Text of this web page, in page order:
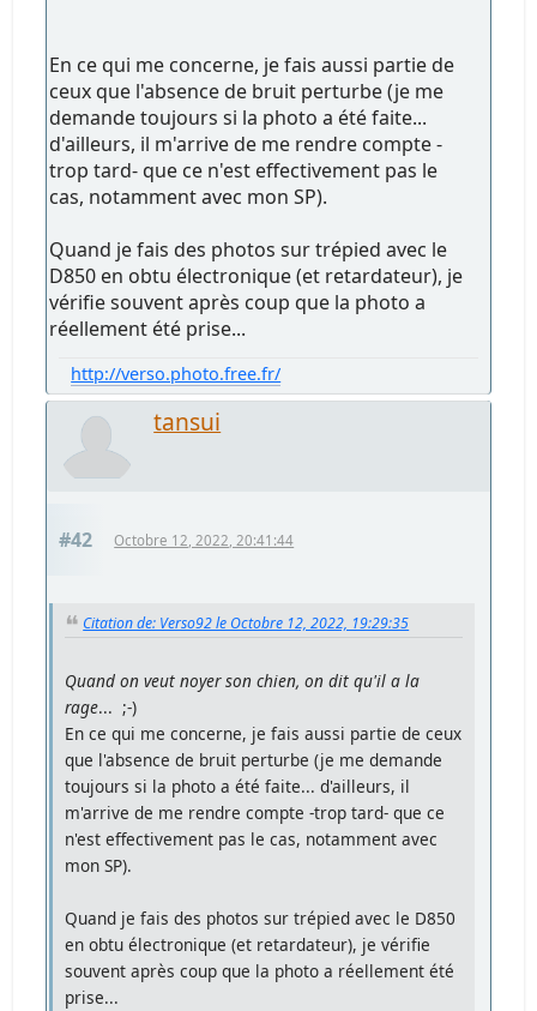
En ce qui me concerne, je fais aussi partie de
ceux que l'absence de bruit perturbe (je me
demande toujours si la photo a été faite...
d'ailleurs, il m'arrive de me rendre compte -
trop tard- que ce n'est effectivement pas le
cas, notamment avec mon SP).
Quand je fais des photos sur trépied avec le
D850 en obtu électronique (et retardateur), je
vérifie souvent après coup que la photo a
réellement été prise...
http://verso.photo.free.fr/
tansui
#42 Octobre 12, 2022, 20:41:44
Citation de: Verso92 le Octobre 12, 2022, 19:29:35
Quand on veut noyer son chien, on dit qu'il a la
rage... ;-)
En ce qui me concerne, je fais aussi partie de ceux
que l'absence de bruit perturbe (je me demande
toujours si la photo a été faite... d'ailleurs, il
m'arrive de me rendre compte -trop tard- que ce
n'est effectivement pas le cas, notamment avec
mon SP).
Quand je fais des photos sur trépied avec le D850
en obtu électronique (et retardateur), je vérifie
souvent après coup que la photo a réellement été
prise...